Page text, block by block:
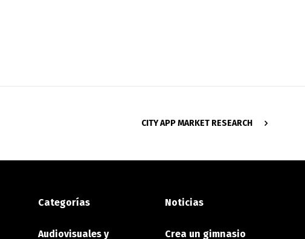
CITY APP MARKET RESEARCH
Categorías
Audiovisuales y
Noticias
Crea un gimnasio